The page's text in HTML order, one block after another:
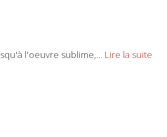
l'oeuvre sublime,... Lire la suite